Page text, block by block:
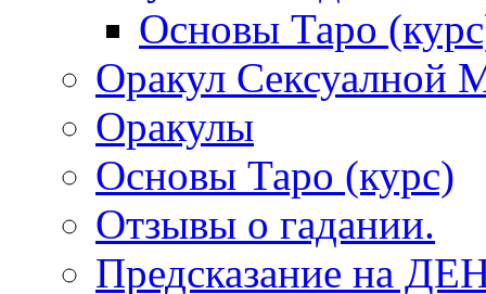
Основы Таро
Оракул Сексуалной
Оракулы
Основы Таро (курс)
Отзывы о гадании.
Предсказание на